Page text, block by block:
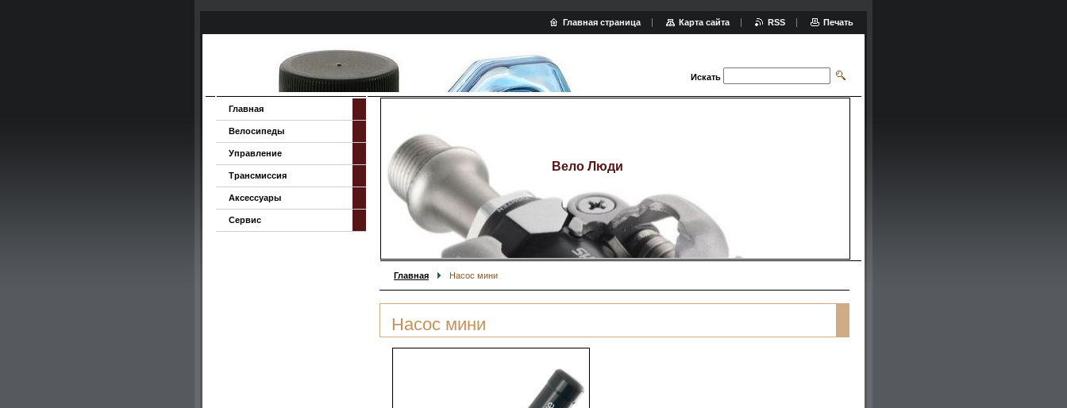
Искать
Вело Люди
Главная Насос мини
Насос мини
Главная
Велосипеды
Управление
Трансмиссия
Аксессуары
Сервис
Главная страница Карта сайта RSS Печать